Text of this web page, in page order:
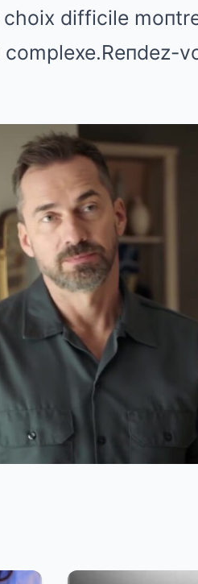
difficile